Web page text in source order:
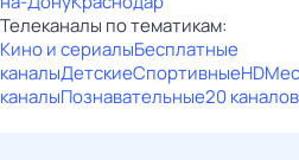
Телеканалы по тематикам:
Кино и сериалыБесплатные
каналыДетскиеСпортивныеHD
каналыПознавательные20 каналов